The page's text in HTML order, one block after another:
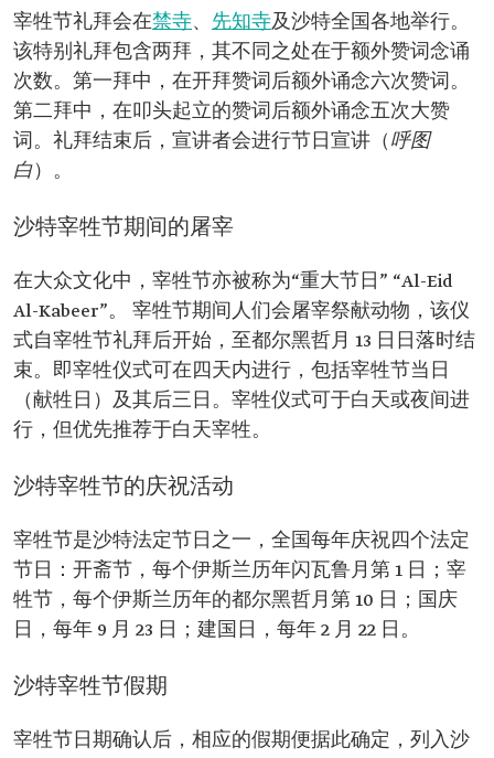
宰牲节礼拜会在禁寺、 先知寺及沙特全国各地举行。
该特别礼拜包含两拜，其不同之处在于额外赞词念诵
次数。第一拜中，在开拜赞词后额外诵念六次赞词。
第二拜中，在叩头起立的赞词后额外诵念五次大赞
词。礼拜结束后，宣讲者会进行节日宣讲（呼图
白）。
沙特宰牲节期间的屠宰
在大众文化中，宰牲节亦被称为“重大节日” “Al-Eid
Al-Kabeer”。 宰牲节期间人们会屠宰祭献动物，该仪
式自宰牲节礼拜后开始，至都尔黑哲月 13 日日落时结
束。即宰牲仪式可在四天内进行，包括宰牲节当日
（献牲日）及其后三日。宰牲仪式可于白天或夜间进
行，但优先推荐于白天宰牲。
沙特宰牲节的庆祝活动
宰牲节是沙特法定节日之一，全国每年庆祝四个法定
节日：开斋节，每个伊斯兰历年闪瓦鲁月第 1 日；宰
牲节，每个伊斯兰历年的都尔黑哲月第 10 日；国庆
日，每年 9 月 23 日；建国日，每年 2 月 22 日。
沙特宰牲节假期
宰牲节日期确认后，相应的假期便据此确定，列入沙